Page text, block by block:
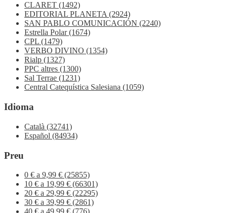
CLARET (1492)
EDITORIAL PLANETA(2924)
SAN PABLO COMUNICACIÓN (2240)
Estrella Polar(1674)
CPL (1479)
VERBO DIVINO (1354)
Rialp (1327)
PPC altres (1300)
Sal Terrae (1231)
Central Catequística Salesiana (1059)
Idioma
Català (32741)
Español (84934)
Preu
0 € a 9,99 € (25855)
10 € a 19,99 € (66301)
20 € a 29,99 € (22295)
30 € a 39,99 € (2861)